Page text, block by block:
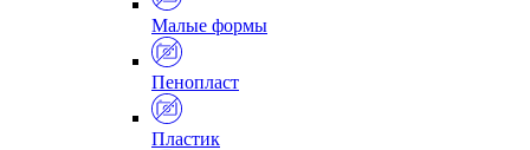
Малые формы
Пенопласт
Пластик